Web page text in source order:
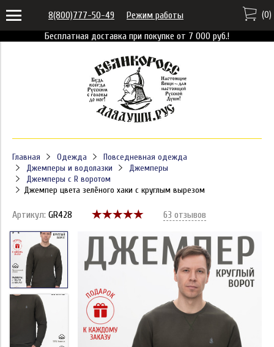
Бесплатная доставка при покупке от 7 000 руб.!
8(800)777-50-49 Режим работы (0)
Главная Одежда
Повседневная одежда
Джемперы и водолазки
Джемперы
Джемперы с R воротом
Джемпер цвета зелёного хаки с круглым вырезом
Артикул: GR428 63 отзывов